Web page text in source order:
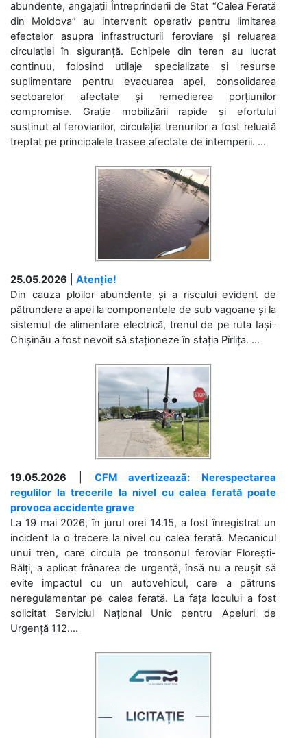
abundente, angajații Întreprinderii de Stat “Calea Ferată
din Moldova” au intervenit operativ pentru limitarea
efectelor asupra infrastructurii feroviare și reluarea
circulației în siguranță. Echipele din teren au lucrat
continuu, folosind utilaje specializate și resurse
suplimentare pentru evacuarea apei, consolidarea
sectoarelor afectate și remedierea porțiunilor
compromise. Grație mobilizării rapide și efortului
susținut al feroviarilor, circulația trenurilor a fost reluată
treptat pe principalele trasee afectate de intemperii. ...
25.05.2026
Atenție!
Din cauza ploilor abundente și a riscului evident de
pătrundere a apei la componentele de sub vagoane și la
sistemul de alimentare electrică, trenul de pe ruta Iași–
Chișinău a fost nevoit să staționeze în stația Pîrlița. ...
19.05.2026
CFM avertizează: Nerespectarea
regulilor la trecerile la nivel cu calea ferată poate
provoca accidente grave
La 19 mai 2026, în jurul orei 14.15, a fost înregistrat un
incident la o trecere la nivel cu calea ferată. Mecanicul
unui tren, care circula pe tronsonul feroviar Florești-
Bălți, a aplicat frânarea de urgență, însă nu a reușit să
evite impactul cu un autovehicul, care a pătruns
neregulamentar pe calea ferată. La fața locului a fost
solicitat Serviciul Național Unic pentru Apeluri de
Urgență 112....